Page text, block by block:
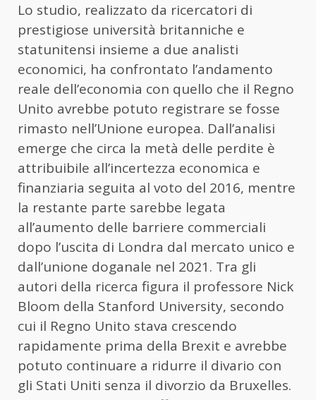
Lo studio, realizzato da ricercatori di
prestigiose università britanniche e
statunitensi insieme a due analisti
economici, ha confrontato l’andamento
reale dell’economia con quello che il Regno
Unito avrebbe potuto registrare se fosse
rimasto nell’Unione europea. Dall’analisi
emerge che circa la metà delle perdite è
attribuibile all’incertezza economica e
finanziaria seguita al voto del 2016, mentre
la restante parte sarebbe legata
all’aumento delle barriere commerciali
dopo l’uscita di Londra dal mercato unico e
dall’unione doganale nel 2021. Tra gli
autori della ricerca figura il professore Nick
Bloom della Stanford University, secondo
cui il Regno Unito stava crescendo
rapidamente prima della Brexit e avrebbe
potuto continuare a ridurre il divario con
gli Stati Uniti senza il divorzio da Bruxelles.